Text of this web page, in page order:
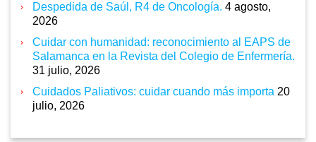
Despedida de Saúl, R4 de Oncología. 4 agosto,
2026
Cuidar con humanidad: reconocimiento al EAPS de
Salamanca en la Revista del Colegio de Enfermería.
31 julio, 2026
Cuidados Paliativos: cuidar cuando más importa 20
julio, 2026